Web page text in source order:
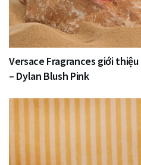
Versace Fragrances giới
– Dylan Blush Pink